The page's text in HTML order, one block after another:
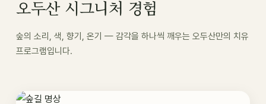
오두산 시그니처 경험
숲의 소리, 색, 향기, 온기 — 감각을 하나씩 깨우는 오두산만의 치유
프로그램입니다.